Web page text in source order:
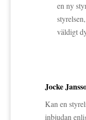
en ny
väldigt
Jocke
Kan en
inbjudan